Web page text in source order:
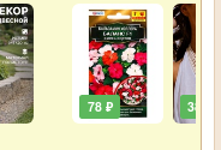
78 ₽ 385 ₽